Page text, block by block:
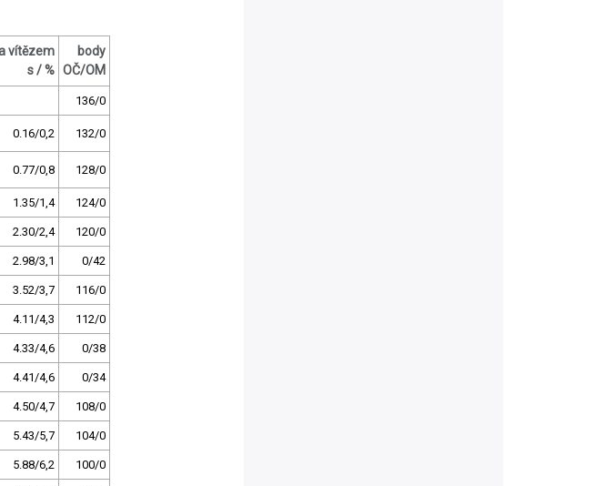
vítězem
s / %
body
OČ/OM
136/0
0.16/0,2 132/0
0.77/0,8 128/0
1.35/1,4 124/0
2.30/2,4 120/0
2.98/3,1 0/42
3.52/3,7 116/0
4.11/4,3 112/0
4.33/4,6 0/38
4.41/4,6 0/34
4.50/4,7 108/0
5.43/5,7 104/0
5.88/6,2 100/0